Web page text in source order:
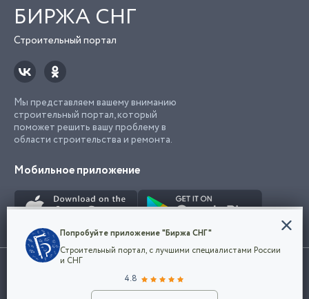
БИРЖА СНГ
Строительный портал
Мы представляем вашему вниманию
строительный портал, который
поможет решить вашу проблему в
области строительства и ремонта.
Мобильное приложение
Использование сайта, в том числе подача объявлений, означает
марки представленные на сайте являются собственностью их
Конфиденциальность
Мы используем файлы cookie, чтобы сделать
наш сайт удобным для каждого
Политикой конфиденциальности компании
Попробуйте приложение "Биржа СНГ"
Строительный портал, с лучшими специалистами России
и СНГ
4.8